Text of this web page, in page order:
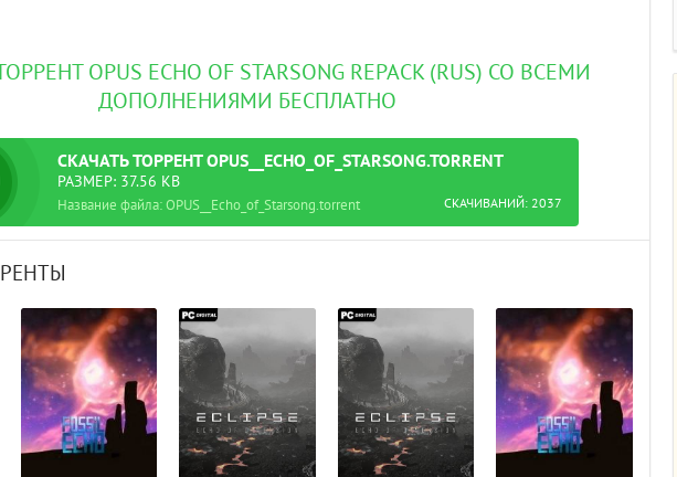
OPUS ECHO OF STARSONG REPACK (RUS) СО ВСЕМИ
ДОПОЛНЕНИЯМИ БЕСПЛАТНО
СКАЧАТЬТОРРЕНТOPUS__ECHO_OF_STARSONG.TORRENT
РАЗМЕР: 37.56 KB
СКАЧИВАНИЙ: 2037
Название файла: OPUS__Echo_of_Starsong.torrent